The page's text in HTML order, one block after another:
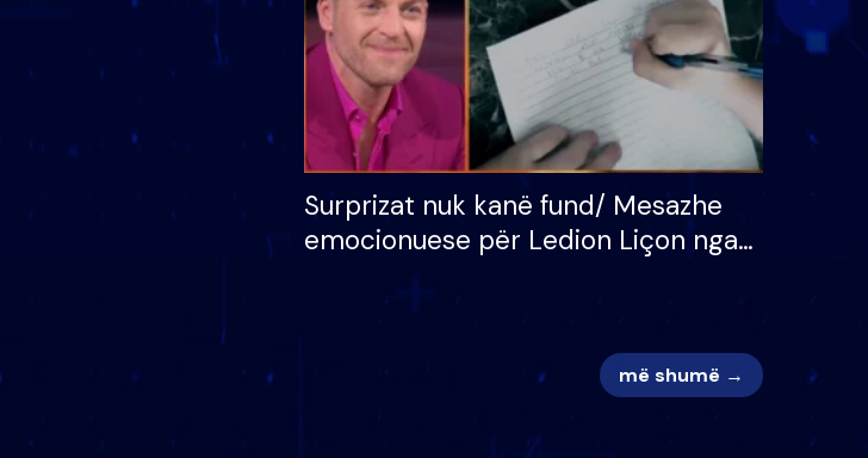
Surprizat nuk kanë fund/ Mesazhe
emocionuese për Ledion Liçon nga
më shumë →